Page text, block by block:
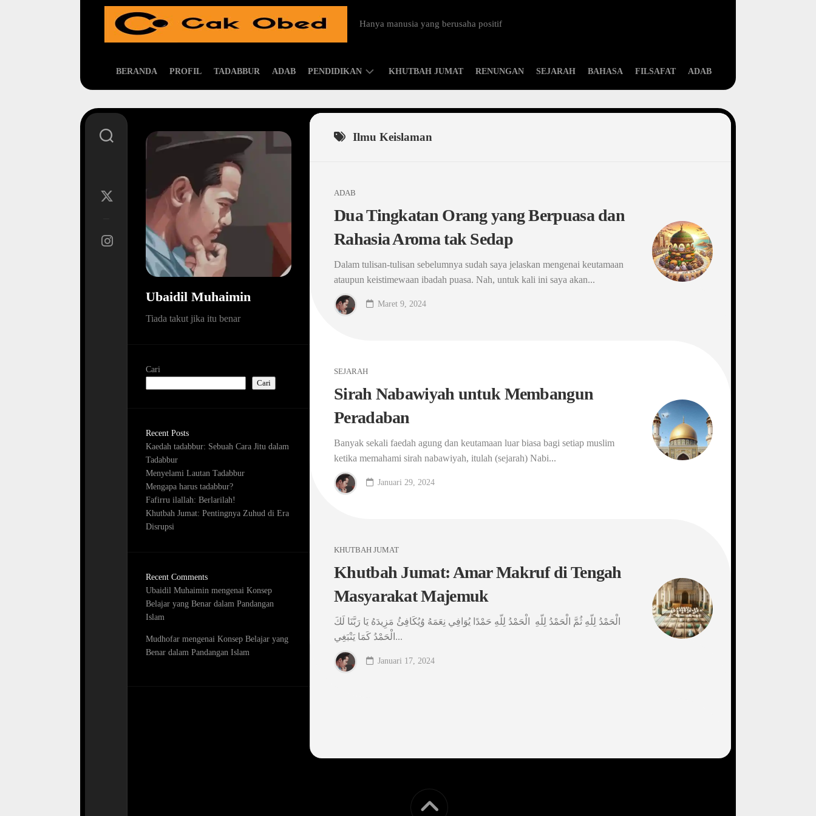
Hanya manusia yang berusaha positif
BERANDA PROFIL TADABBUR ADAB PENDIDIKAN
ISLAMIC
KHUTBAH JUMAT RENUNGAN SEJARAH BAHASA FILSAFAT ADAB
Ilmu Keislaman
ADAB
Dua Tingkatan Orang yang Berpuasa dan
Rahasia Aroma tak Sedap
Dalam tulisan-tulisan sebelumnya sudah saya jelaskan mengenai keutamaan
ataupun keistimewaan ibadah puasa. Nah, untuk kali ini saya akan...
Maret 9, 2024
SEJARAH
Sirah Nabawiyah untuk Membangun
Peradaban
Banyak sekali faedah agung dan keutamaan luar biasa bagi setiap muslim
ketika memahami sirah nabawiyah, itulah (sejarah) Nabi...
Januari 29, 2024
KHUTBAH JUMAT
Khutbah Jumat: Amar Makruf di Tengah
Masyarakat Majemuk
الْحَمْدُ لِلّهِ ثُمَّ الْحَمْدُ لِلّهِ الْحَمْدُ لِلّهِ حَمْدًا يُوَافِي نِعَمَهُ وُيُكَافِئُ مَزِيدَهُ يَا رَبَّنَا لَكَ
الْحَمْدُ كَمَا يَنْبَغِي...
Januari 17, 2024
Ubaidil Muhaimin
Tiada takut jika itu benar
Cari
Cari
Recent Posts
Kaedah tadabbur: Sebuah Cara Jitu dalam
Tadabbur
Menyelami Lautan Tadabbur
Mengapa harus tadabbur?
Fafirru ilallah: Berlarilah!
Khutbah Jumat: Pentingnya Zuhud di Era
Disrupsi
Recent Comments
Ubaidil Muhaimin mengenai Konsep
Belajar yang Benar dalam Pandangan
Islam
Mudhofar mengenai Konsep Belajar yang
Benar dalam Pandangan Islam